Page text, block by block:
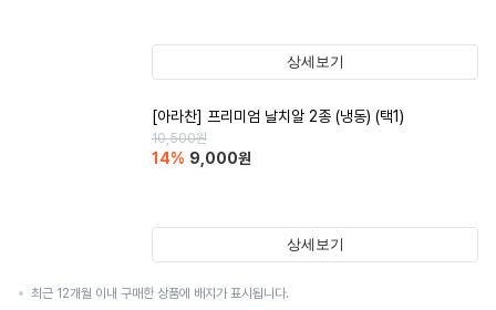
상세보기
[아라찬] 프리미엄 날치알 2종 (냉동) (택1)
10,500원
14% 9,000원
상세보기
최근 12개월 이내 구매한 상품에 배지가 표시됩니다.